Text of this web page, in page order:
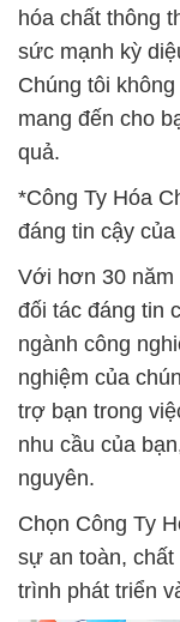
hóa chất thông
sức mạnh kỳ
Chúng tôi
mang đến cho
quả.
*Công Ty Hóa
đáng tin cậy
Với hơn 30 năm
đối tác đáng tin
ngành công
nghiệm của
trợ bạn trong
nhu cầu của
nguyên.
Chọn Công Ty
sự an toàn,
trình phát triển